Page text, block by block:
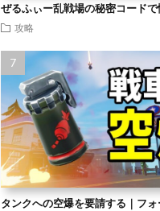
ぜるふぃー乱戦場の秘密コードで
攻略
タンクへの空爆を要請する｜フ